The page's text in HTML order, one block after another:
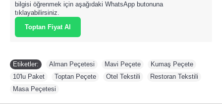
bilgisi öğrenmek için aşağıdaki WhatsApp butonuna
tıklayabilirsiniz.
Toptan Fiyat Al
Etiketler: Alman Peçetesi Mavi Peçete Kumaş Peçete
10'lu Paket
Toptan Peçete Otel Tekstili Restoran Tekstili
Masa Peçetesi